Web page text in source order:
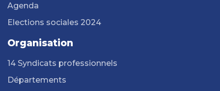
Agenda
Elections sociales 2024
Organisation
14 Syndicats professionnels
Départements